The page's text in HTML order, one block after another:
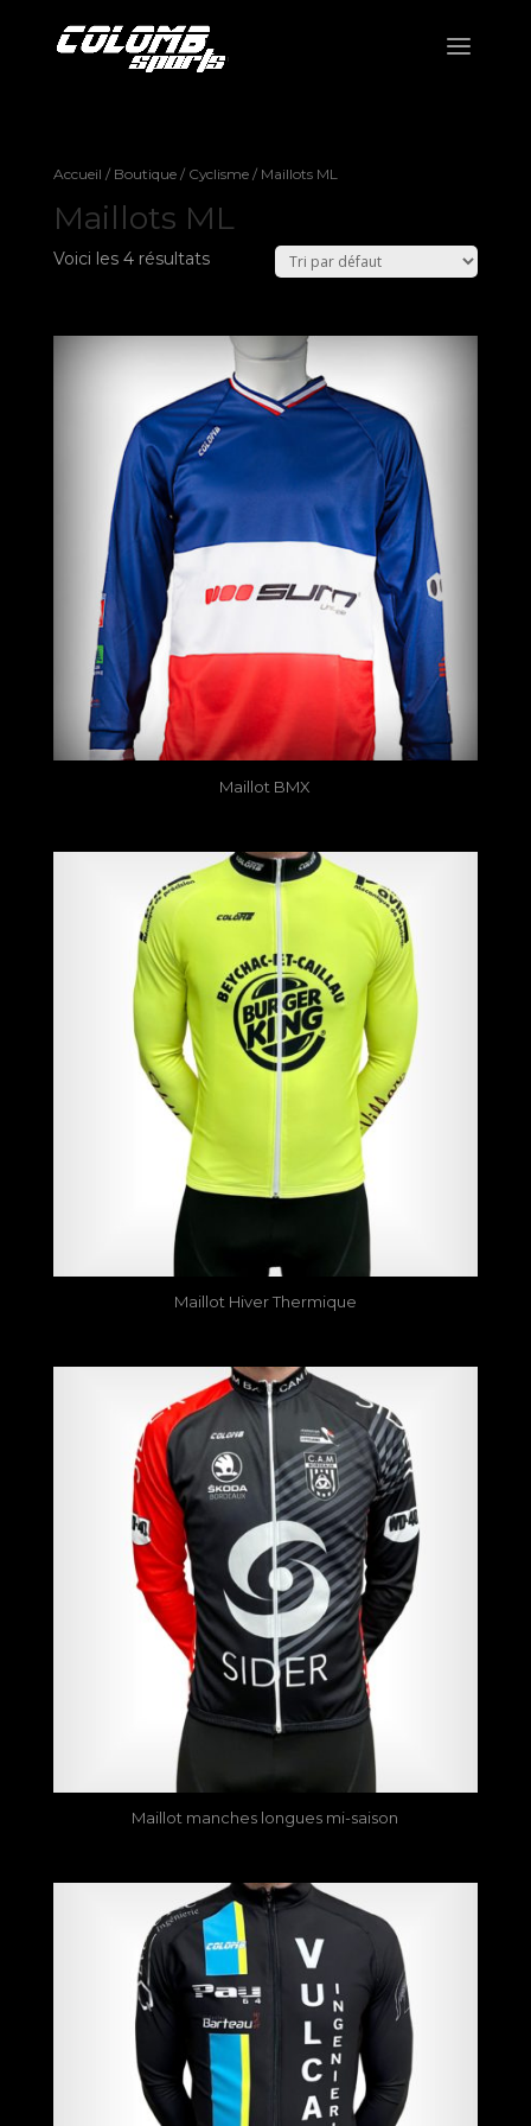
Accueil / Boutique/ Cyclisme/ Maillots ML
Maillots ML
Voici les 4 résultats
Maillot BMX
Maillot Hiver Thermique
Maillot manches longues mi-saison